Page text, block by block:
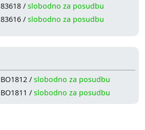
83618 /slobodno za posudbu
83616 /slobodno za posudbu
BO1812 /slobodno za posudbu
BO1811 /slobodno za posudbu